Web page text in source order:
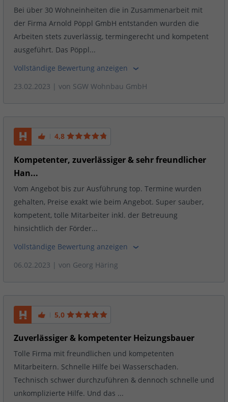
Bei über 30 Wohneinheiten die in Zusammenarbeit mit
der Firma Arnold Pöppl GmbH entstanden wurden die
Arbeiten stets zuverlässig, termingerecht und kompetent
ausgeführt. Das Pöppl...
Vollständige Bewertung anzeigen
23.02.2023 | von SGW Wohnbau GmbH
4,8
Kompetenter, zuverlässiger & sehr freundlicher
Han...
Vom Angebot bis zur Ausführung top. Termine wurden
gehalten, Preise exakt wie beim Angebot. Super sauber,
kompetent, tolle Mitarbeiter inkl. der Betreuung
hinsichtlich der Förder...
Vollständige Bewertung anzeigen
06.02.2023 | von Georg Häring
5,0
Zuverlässiger & kompetenter Heizungsbauer
Tolle Firma mit freundlichen und kompetenten
Mitarbeitern. Schnelle Hilfe bei Wasserschaden.
Technisch schwer durchzuführen & dennoch schnelle und
unkomplizierte Hilfe. Und das ...